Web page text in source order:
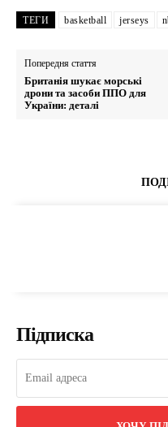
ТЕГИ basketball jerseys
Попередня стаття
Британія шукає морські
дрони та засоби ППО для
України: деталі
Підписка